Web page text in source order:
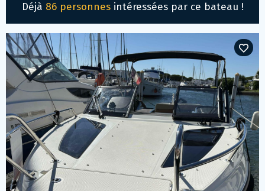
Déjà 86 personnesintéressées par ce bateau !